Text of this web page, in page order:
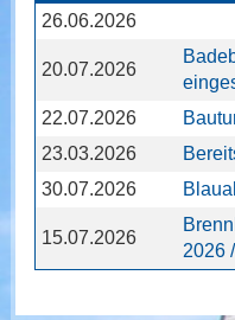
26.06.2026
20.07.2026
22.07.2026
23.03.2026
30.07.2026
15.07.2026
2026